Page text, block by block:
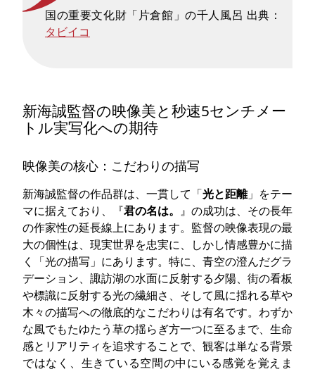
国の重要文化財「片倉館」の千人風呂 出典：
タビイコ
新海誠監督の映像美と秒速5センチメー
トル実写化への期待
映像美の核心：こだわりの描写
新海誠監督の作品群は、一貫して「光と距離」をテー
マに据えており、『君の名は。 』の成功は、その長年
の作家性の延長線上にあります。監督の映像表現の最
大の個性は、現実世界を忠実に、しかし情感豊かに描
く「光の描写」にあります。特に、青空の澄んだグラ
デーション、諏訪湖の水面に反射する夕陽、街の看板
や標識に反射する光の繊細さ、そして風に揺れる草や
木々の描写への徹底的なこだわりは有名です。わずか
な風でもたゆたう草の揺らぎ方一つに至るまで、生命
感とリアリティを追求することで、観客は単なる背景
ではなく、生きている空間の中にいる感覚を覚えま